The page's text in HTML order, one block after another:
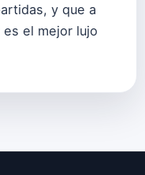
y que a
el mejor lujo